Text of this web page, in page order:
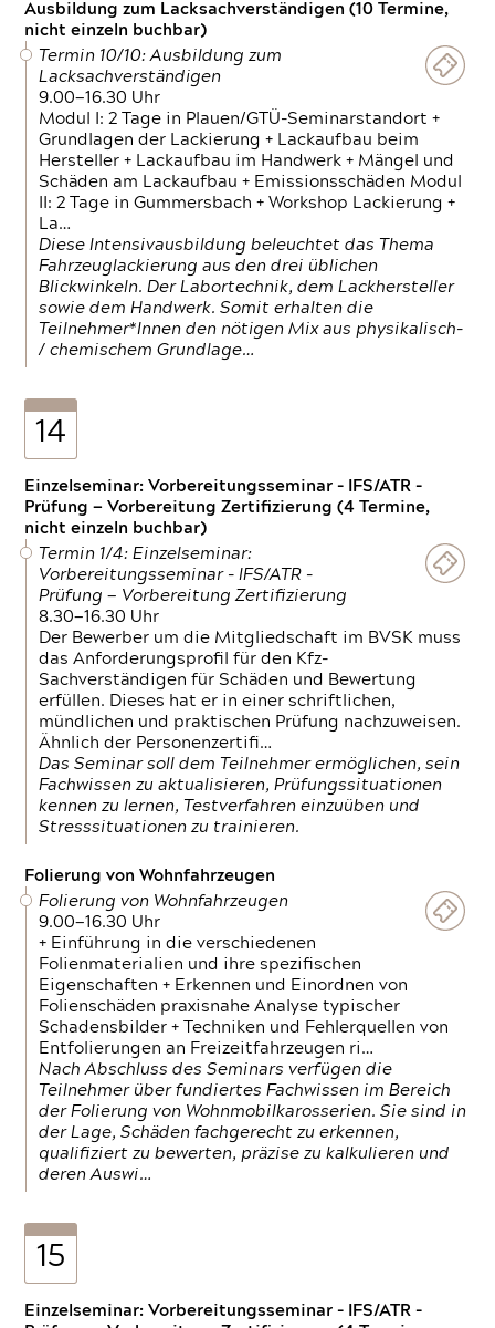
Ausbildung zum Lacksachverständigen (10 Termine,
nicht einzeln buchbar)
Termin 10/10: Ausbildung zum
Lacksachverständigen
9.00—16.30 Uhr
Modul I: 2 Tage in Plauen/GTÜ-Seminarstandort +
Grundlagen der Lackierung + Lackaufbau beim
Hersteller + Lackaufbau im Handwerk + Mängel und
Schäden am Lackaufbau + Emissionsschäden Modul
II: 2 Tage in Gummersbach + Workshop Lackierung +
La…
Diese Intensivausbildung beleuchtet das Thema
Fahrzeuglackierung aus den drei üblichen
Blickwinkeln. Der Labortechnik, dem Lackhersteller
sowie dem Handwerk. Somit erhalten die
Teilnehmer*Innen den nötigen Mix aus physikalisch-
/ chemischem Grundlage…
14
Einzelseminar: Vorbereitungsseminar - IFS/ATR -
Prüfung — Vorbereitung Zertifizierung (4 Termine,
nicht einzeln buchbar)
Termin 1/4: Einzelseminar:
Vorbereitungsseminar - IFS/ATR -
Prüfung — Vorbereitung Zertifizierung
8.30—16.30 Uhr
Der Bewerber um die Mitgliedschaft im BVSK muss
das Anforderungsprofil für den Kfz-
Sachverständigen für Schäden und Bewertung
erfüllen. Dieses hat er in einer schriftlichen,
mündlichen und praktischen Prüfung nachzuweisen.
Ähnlich der Personenzertifi…
Das Seminar soll dem Teilnehmer ermöglichen, sein
Fachwissen zu aktualisieren, Prüfungssituationen
kennen zu lernen, Testverfahren einzuüben und
Stresssituationen zu trainieren.
Folierung von Wohnfahrzeugen
Folierung von Wohnfahrzeugen
9.00—16.30 Uhr
+ Einführung in die verschiedenen
Folienmaterialien und ihre spezifischen
Eigenschaften + Erkennen und Einordnen von
Folienschäden praxisnahe Analyse typischer
Schadensbilder + Techniken und Fehlerquellen von
Entfolierungen an Freizeitfahrzeugen ri…
Nach Abschluss des Seminars verfügen die
Teilnehmer über fundiertes Fachwissen im Bereich
der Folierung von Wohnmobilkarosserien. Sie sind in
der Lage, Schäden fachgerecht zu erkennen,
qualifiziert zu bewerten, präzise zu kalkulieren und
deren Auswi…
15
Einzelseminar: Vorbereitungsseminar - IFS/ATR -